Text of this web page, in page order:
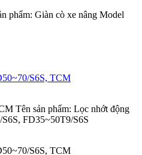
phẩm: Giàn cò xe nâng Model
S6S, TCM
Tên sản phẩm: Lọc nhớt động
FD35~50T9/S6S
S6S, TCM